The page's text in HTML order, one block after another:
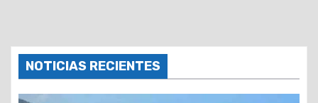
NOTICIAS RECIENTES